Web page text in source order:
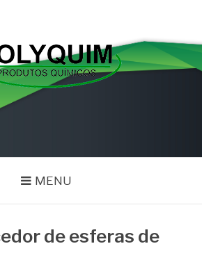
MENU
de esferas de